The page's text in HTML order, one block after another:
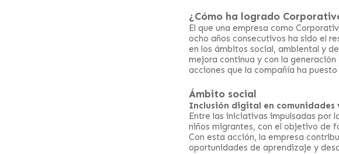
¿Cómo ha logrado
El que una empresa como
ocho años consecutivos ha sido el
en los ámbitos social, ambiental y
mejora continua y con la
acciones que la compañía ha
Ámbito social
Inclusión digital en comunidades
Entre las iniciativas impulsadas por
niños migrantes, con el objetivo de
Con esta acción, la empresa
oportunidades de aprendizaje y